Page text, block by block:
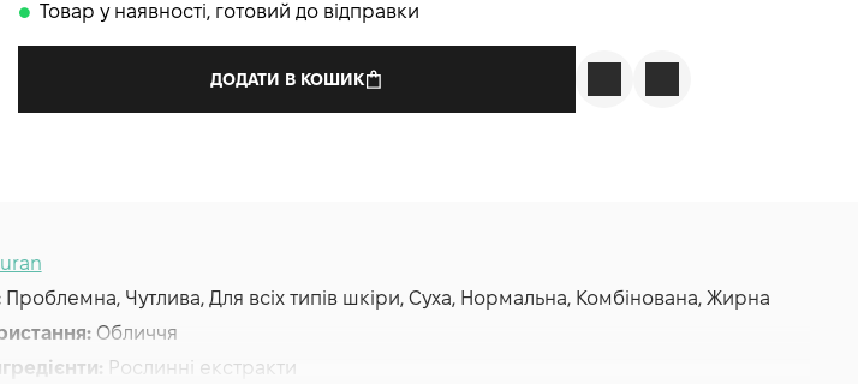
𒊹 Товар у наявності, готовий до відправки
ДОДАТИ В КОШИК
Проблемна, Чутлива, Для всіх типів шкіри, Суха, Нормальна, Комбінована, Жирна
Обличчя
Рослинні екстракти